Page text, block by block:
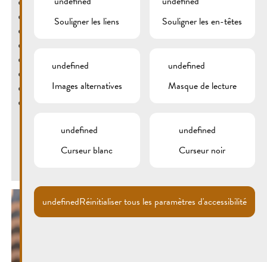
Falcon Valley
PlattenBaum
Wasch
Retour
Souligner les liens
Souligner les en-têtes
undefined
Images alternatives
undefined
Masque de lecture
undefined
Curseur blanc
undefined
Curseur noir
undefinedRéinitialiser tous les paramètres d'accessibilité